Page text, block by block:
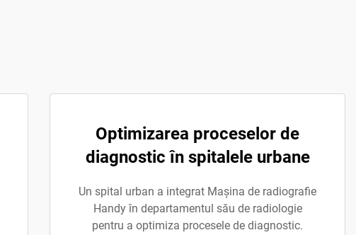
Optimizarea proceselor de
diagnostic în spitalele urbane
Un spital urban a integrat Mașina de radiografie
Handy în departamentul său de radiologie
pentru a optimiza procesele de diagnostic.